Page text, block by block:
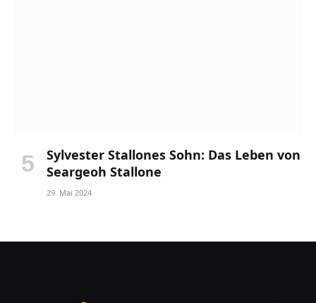
Sylvester Stallones Sohn: Das Leben von
Seargeoh Stallone
29. Mai 2024